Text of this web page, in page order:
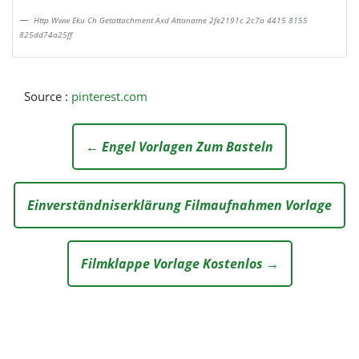
Http Www Eku Ch Getattachment Axd Attaname 2fe2191c 2c7a 4415 8155
825dd74a25ff
Source : pinterest.com
← Engel Vorlagen Zum Basteln
Einverständniserklärung Filmaufnahmen Vorlage
Filmklappe Vorlage Kostenlos →